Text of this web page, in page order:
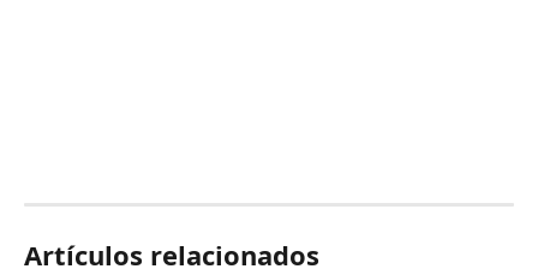
Artículos relacionados